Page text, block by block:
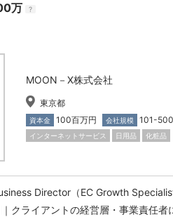
万 ?
MOON－X株式会社
東京都
資本金 100百万円 会社規模 101-
インターネットサービス 日用品 化粧品
Director（EC Growth
｜クライアントの経営層・事業責任